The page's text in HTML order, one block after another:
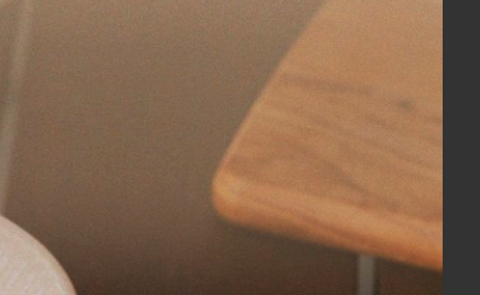
Reunindo elementos da alfaiataria, seu
convidativo toque sedoso em 270 fios de cetim
do produto é o de coco ou neutro, não colocar
seco.